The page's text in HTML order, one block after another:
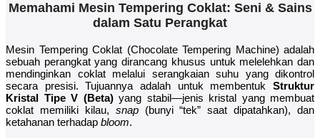
Memahami Mesin Tempering Coklat: Seni & Sains
dalam Satu Perangkat
Mesin Tempering Coklat (Chocolate Tempering Machine) adalah
sebuah perangkat yang dirancang khusus untuk melelehkan dan
mendinginkan coklat melalui serangkaian suhu yang dikontrol
secara presisi. Tujuannya adalah untuk membentuk Struktur
Kristal Tipe V (Beta)yang stabil—jenis kristal yang membuat
coklat memiliki kilau, snap(bunyi “tek” saat dipatahkan), dan
ketahanan terhadap bloom.